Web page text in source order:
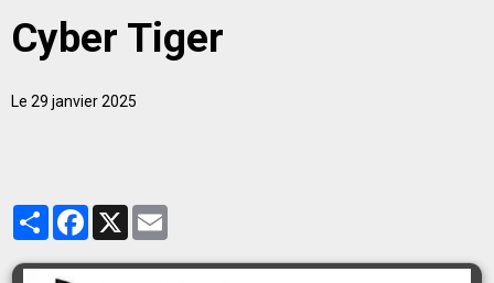
Cyber Tiger
Le 29 janvier 2025
PartagerFacebook
X